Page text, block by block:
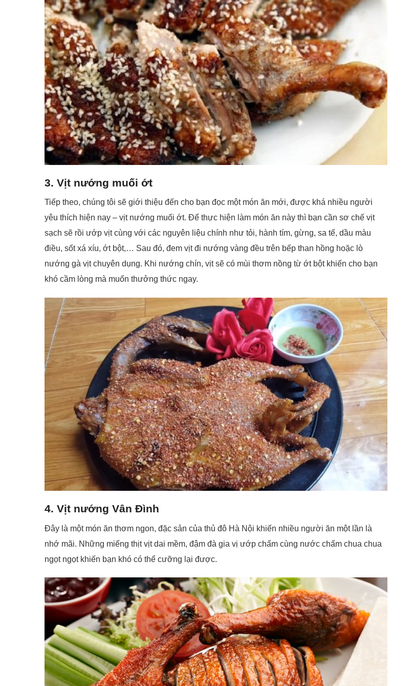
3. Vịt nướng muối ớt
Tiếp theo, chúng tôi sẽ giới thiệu đến cho bạn đọc một món ăn mới, được khá nhiều người
yêu thích hiện nay – vịt nướng muối ớt. Để thực hiện làm món ăn này thì bạn cần sơ chế vịt
sạch sẽ rồi ướp vịt cùng với các nguyên liệu chính như tỏi, hành tím, gừng, sa tế, dầu màu
điều, sốt xá xíu, ớt bột,… Sau đó, đem vịt đi nướng vàng đều trên bếp than hồng hoặc lò
nướng gà vịt chuyên dụng. Khi nướng chín, vịt sẽ có mùi thơm nồng từ ớt bột khiến cho bạn
khó cầm lòng mà muốn thưởng thức ngay.
4. Vịt nướng Vân Đình
Đây là một món ăn thơm ngon, đặc sản của thủ đô Hà Nội khiến nhiều người ăn một lần là
nhớ mãi. Những miếng thịt vịt dai mềm, đậm đà gia vị ướp chấm cùng nước chấm chua chua
ngọt ngọt khiến bạn khó có thể cưỡng lại được.